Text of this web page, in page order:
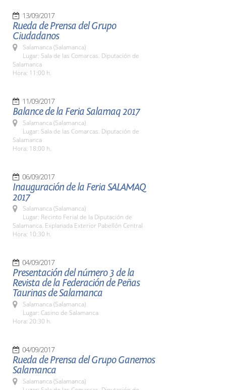
13/09/2017
Rueda de Prensa del Grupo
Ciudadanos
Salamanca (Salamanca)
Lugar: Sala de las Comarcas. Diputación de
Salamanca
Hora: 11:00 h.
11/09/2017
Balance de la Feria Salamaq 2017
Salamanca (Salamanca)
Lugar: Sala de las Comarcas. Diputación de
Salamanca
Hora: 18:00 h.
06/09/2017
Inauguración de la Feria SALAMAQ
2017
Salamanca (Salamanca)
Lugar: Recinto Ferial de la Diputación de
Salamanca. Explanada Exterior Pabellón Central
Hora: 10:30 h.
04/09/2017
Presentación del número 3 de la
Revista de la Federación de Peñas
Taurinas de Salamanca
Salamanca (Salamanca)
Lugar: Casino de Salamanca
Hora: 20:30 h.
04/09/2017
Rueda de Prensa del Grupo Ganemos
Salamanca
Salamanca (Salamanca)